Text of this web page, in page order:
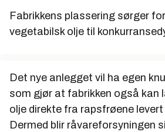
Fabrikkens plassering sørger
vegetabilsk olje til
Det nye anlegget vil ha egen
som gjør at fabrikken også kan
olje direkte fra rapsfrøene levert
Dermed blir råvareforsyningen